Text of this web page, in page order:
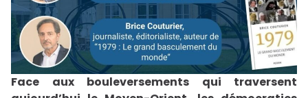
Face aux bouleversements qui traversent